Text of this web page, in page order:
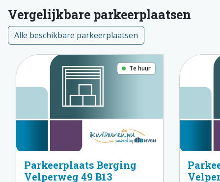
Vergelijkbare parkeerplaatsen
Alle beschikbare parkeerplaatsen
Te huur
Parkeerplaats Berging
Velperweg 49 B13